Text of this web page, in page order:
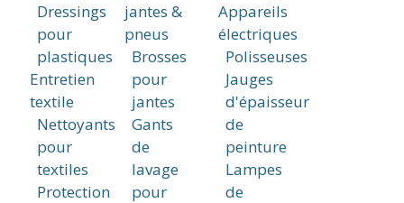
Dressings
pour
plastiques
Entretien
textile
Nettoyants
pour
textiles
Protection
jantes &
pneus
Brosses
pour
jantes
Gants
de
lavage
pour
Appareils
électriques
Polisseuses
Jauges
d'épaisseur
de
peinture
Lampes
de